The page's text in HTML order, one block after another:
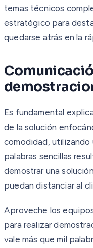
temas técnicos
estratégico para
quedarse atrás en la
Es fundamental
de la solución
comodidad, utilizando
palabras sencillas
demostrar una
puedan distanciar al
Aproveche los
para realizar
vale más que mil